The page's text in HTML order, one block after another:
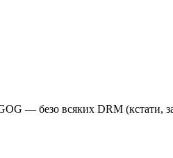
— безо всяких DRM (кстати,